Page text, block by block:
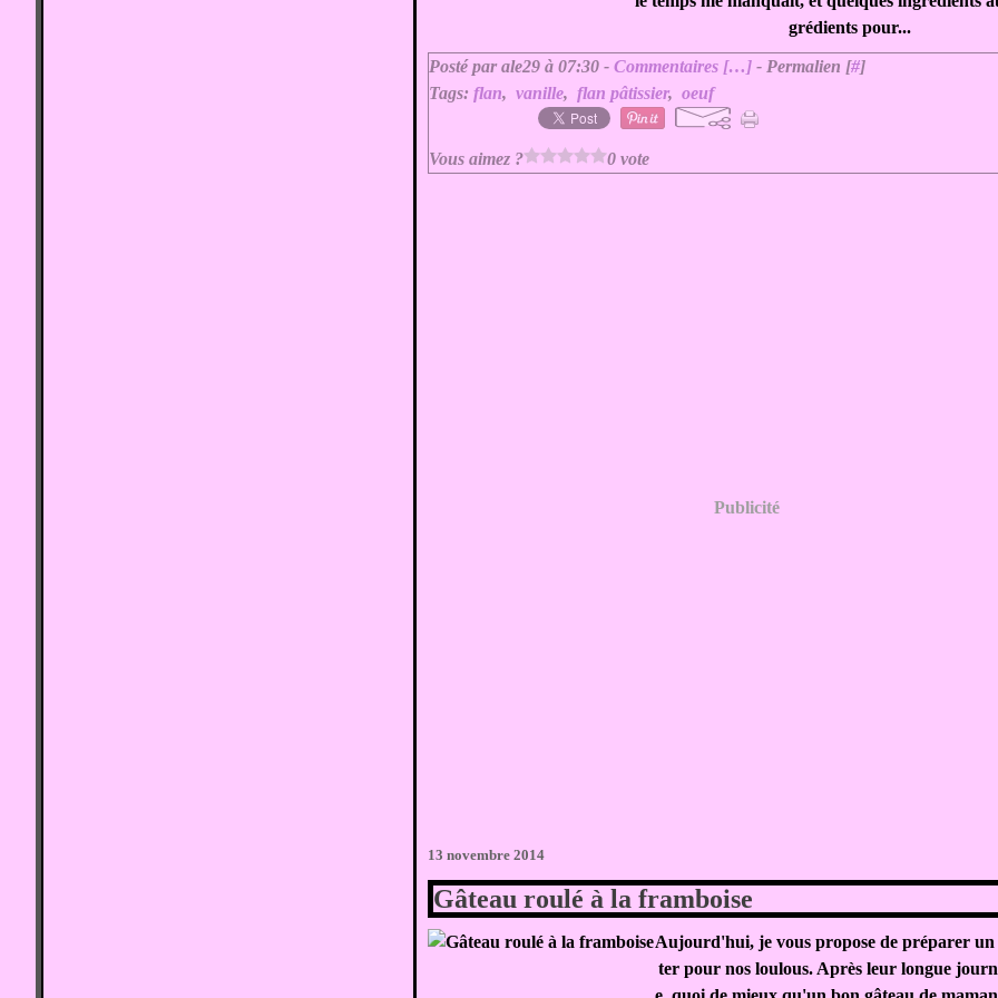
grédients pour...
Posté par ale29 à 07:30 -Commentaires […] - Permalien [#]
Tags:flan,vanille,flan pâtissier,oeuf
Vous aimez ? 0 vote
Publicité
13 novembre 2014
Gâteau roulé à la framboise
Aujourd'hui, je vous propose de préparer un
ter pour nos loulous. Après leur longue